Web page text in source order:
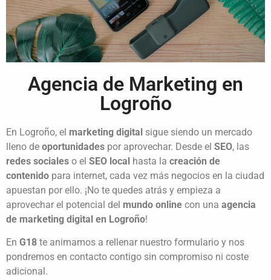
Agencia de Marketing en
Logroño
En Logroño, el marketing digital sigue siendo un mercado
lleno de oportunidades por aprovechar. Desde el SEO, las
redes sociales o el SEO local hasta la creación de
contenido para internet, cada vez más negocios en la ciudad
apuestan por ello. ¡No te quedes atrás y empieza a
aprovechar el potencial del mundo online con una agencia
de marketing digital en Logroño!
En G18 te animamos a rellenar nuestro formulario y nos
pondremos en contacto contigo sin compromiso ni coste
adicional.